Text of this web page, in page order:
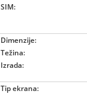
SIM:
Dimenzije:
Težina:
Izrada:
Tip ekrana: